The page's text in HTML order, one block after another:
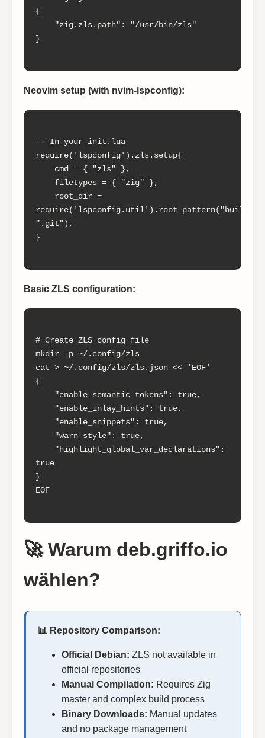
{
}
Neovim setup (with nvim-lspconfig):
-- In your init.lua
require('lspconfig').zls.setup{
".git"),
}
Basic ZLS configuration:
# Create ZLS config file
mkdir -p ~/.config/zls
cat > ~/.config/zls/zls.json << 'EOF'
{
true
}
EOF
🚀 Warum deb.griffo.io
wählen?
📊 Repository Comparison:
Official Debian: ZLS not available in
official repositories
Manual Compilation: Requires Zig
master and complex build process
Binary Downloads: Manual updates
and no package management